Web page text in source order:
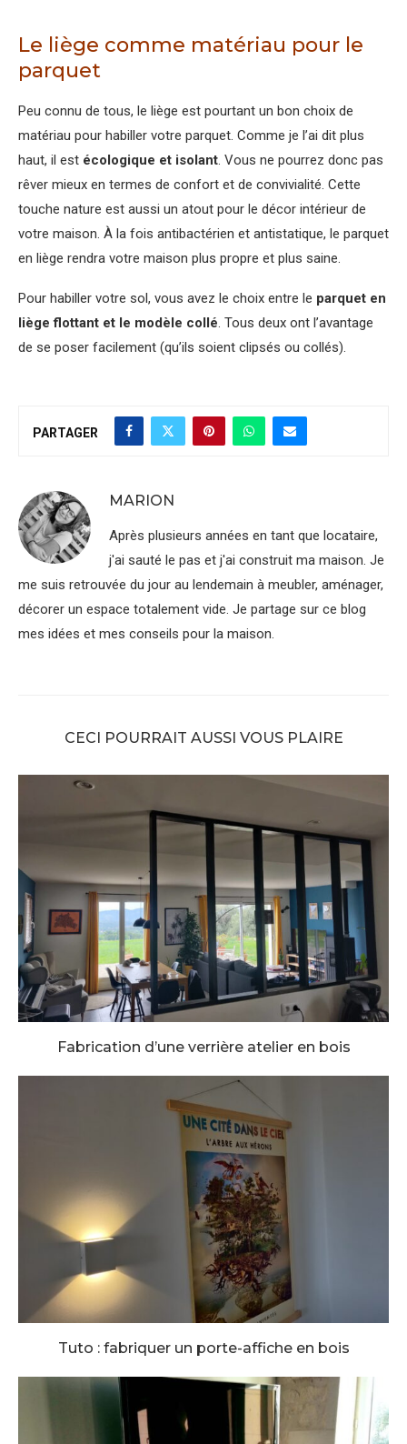
Le liège comme matériau pour le
parquet
Peu connu de tous, le liège est pourtant un bon choix de
matériau pour habiller votre parquet. Comme je l’ai dit plus
haut, il est écologique et isolant. Vous ne pourrez donc pas
rêver mieux en termes de confort et de convivialité. Cette
touche nature est aussi un atout pour le décor intérieur de
votre maison. À la fois antibactérien et antistatique, le parquet
en liège rendra votre maison plus propre et plus saine.
Pour habiller votre sol, vous avez le choix entre le parquet en
liège flottant et le modèle collé. Tous deux ont l’avantage
de se poser facilement (qu’ils soient clipsés ou collés).
PARTAGER
MARION
Après plusieurs années en tant que locataire,
j'ai sauté le pas et j'ai construit ma maison. Je
me suis retrouvée du jour au lendemain à meubler, aménager,
décorer un espace totalement vide. Je partage sur ce blog
mes idées et mes conseils pour la maison.
CECI POURRAIT AUSSI VOUS PLAIRE
Fabrication d’une verrière atelier en bois
Tuto : fabriquer un porte-affiche en bois